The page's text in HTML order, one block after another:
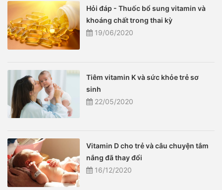
Hỏi đáp - Thuốc bổ sung vitamin và
khoáng chất trong thai kỳ
19/06/2020
Tiêm vitamin K và sức khỏe trẻ sơ
sinh
22/05/2020
Vitamin D cho trẻ và câu chuyện tắm
nắng đã thay đổi
16/12/2020